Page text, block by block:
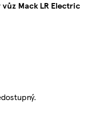
vůz Mack LR Electric